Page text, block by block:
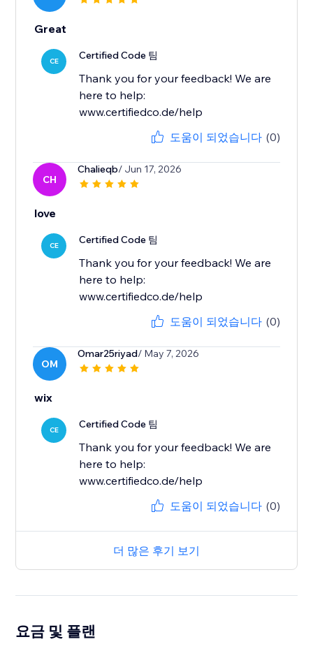
Great
CE Certified Code 팀
Thank you for your feedback! We are
here to help:
www.certifiedco.de/help
도움이 되었습니다 (0)
CH
Chalieqb/ Jun 17, 2026
love
CE Certified Code 팀
Thank you for your feedback! We are
here to help:
www.certifiedco.de/help
도움이 되었습니다 (0)
OM
Omar25riyad/ May 7, 2026
wix
CE Certified Code 팀
Thank you for your feedback! We are
here to help:
www.certifiedco.de/help
도움이 되었습니다 (0)
더 많은 후기 보기
요금 및 플랜